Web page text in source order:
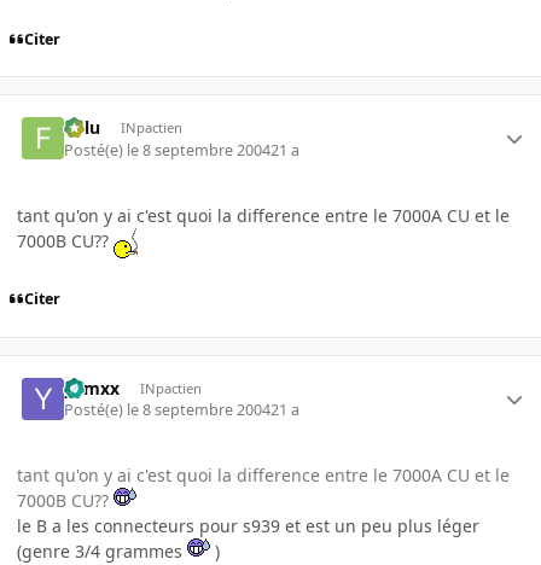
Citer
Fulu INpactien
Posté(e) le 8 septembre 200421 a
tant qu'on y ai c'est quoi la difference entre le 7000A CU et le
7000B CU??
Citer
yamxx INpactien
Posté(e) le 8 septembre 200421 a
tant qu'on y ai c'est quoi la difference entre le 7000A CU et le
7000B CU??
le B a les connecteurs pour s939 et est un peu plus léger
(genre 3/4 grammes
)